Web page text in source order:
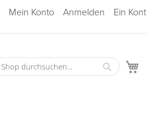
Mein Konto Anmelden Ein
Suche